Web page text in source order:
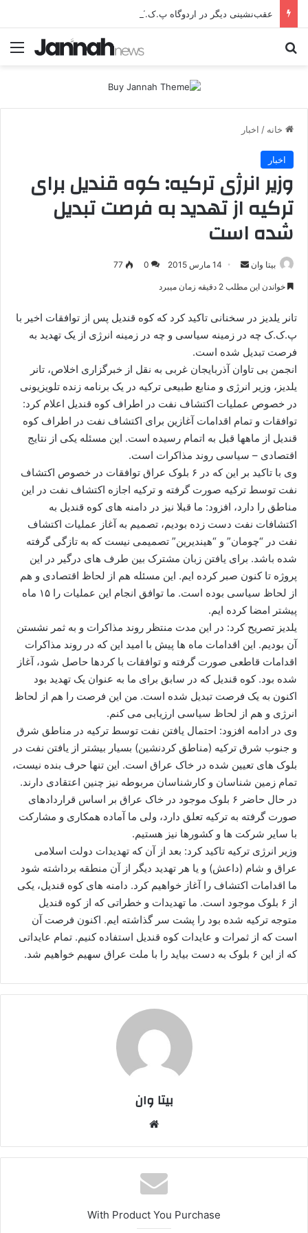
خانه / اخبار
اخبار
وزیر انرژی ترکیه: کوه قندیل برای
ترکیه از تهدید به فرصت تبدیل
شده است
بیتا وان
ر
14 مارس 2015 0
77
خواندن این مطلب 2 دقیقه زمان میبرد
تانر یلدیز در سخنانی تاکید کرد که کوه قندیل پس از توافقات اخیر با
پ.ک.ک چه در زمینه سیاسی و چه در زمینه انرژی از یک تهدید به
فرصت تبدیل شده است.
انجمن بی تاوان آذربایجان غربی به نقل از خبرگزاری اخلاص، تانر
یلدیز، وزیر انرژی و منابع طبیعی ترکیه در یک برنامه زنده تلویزیونی
در خصوص عملیات اکتشاف نفت در اطراف کوه قندیل اعلام کرد:
توافقات و تمام اقدامات آغازین برای اکتشاف نفت در اطراف کوه
قندیل از ماهها قبل به اتمام رسیده است. این مسئله یکی از نتایج
اقتصادی – سیاسی روند مذاکرات است.
وی با تاکید بر این که در ۶ بلوک عراق توافقات در خصوص اکتشاف
نفت توسط ترکیه صورت گرفته و ترکیه اجازه اکتشاف نفت در این
مناطق را دارد، افزود: ما قبلا نیز در دامنه های کوه قندیل به
اکتشافات نفت دست زده بودیم، تصمیم به آغاز عملیات اکتشاف
نفت در “چومان” و “هیندیرین” تصمیمی نیست که به تازگی گرفته
شده باشد. برای یافتن زبان مشترک بین طرف های درگیر در این
پروژه تا کنون صبر کرده ایم. این مسئله هم از لحاظ اقتصادی و هم
از لحاظ سیاسی بوده است. ما توافق انجام این عملیات را ۱۵ ماه
پیشتر امضا کرده ایم.
یلدیز تصریح کرد: در این مدت منتظر روند مذاکرات و به ثمر نشستن
آن بودیم. این اقدامات ماه ها پیش با امید این که در روند مذاکرات
اقدامات قاطعی صورت گرفته و توافقات با کردها حاصل شود، آغاز
شده بود. کوه قندیل که در سابق برای ما به عنوان یک تهدید بود
اکنون به یک فرصت تبدیل شده است. من این فرصت را هم از لحاظ
انرژی و هم از لحاظ سیاسی ارزیابی می کنم.
وی در ادامه افزود: احتمال یافتن نفت توسط ترکیه در مناطق شرق
و جنوب شرق ترکیه (مناطق کردنشین) بسیار بیشتر از یافتن نفت در
بلوک های تعیین شده در خاک عراق است. این تنها حرف بنده نیست،
تمام زمین شناسان و کارشناسان مربوطه نیز چنین اعتقادی دارند.
در حال حاضر ۶ بلوک موجود در خاک عراق بر اساس قراردادهای
صورت گرفته به ترکیه تعلق دارد، ولی ما آماده همکاری و مشارکت
با سایر شرکت ها و کشورها نیز هستیم.
وزیر انرژی ترکیه تاکید کرد: بعد از آن که تهدیدات دولت اسلامی
عراق و شام (داعش) و یا هر تهدید دیگر از آن منطقه برداشته شود
ما اقدامات اکتشاف را آغاز خواهیم کرد. دامنه های کوه قندیل، یکی
از ۶ بلوک موجود است. ما تهدیدات و خطراتی که از کوه قندیل
متوجه ترکیه شده بود را پشت سر گذاشته ایم. اکنون فرصت آن
است که از ثمرات و عایدات کوه قندیل استفاده کنیم. تمام عایداتی
که از این ۶ بلوک به دست بیاید را با ملت عراق سهیم خواهیم شد.
بیتا وان
With Product You Purchase